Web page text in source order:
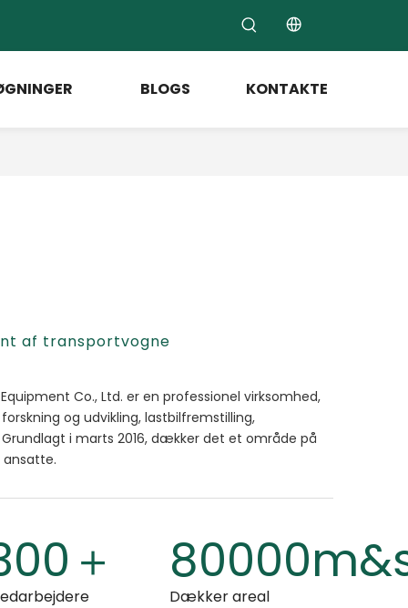
BLOGS KONTAKTE
af transportvogne
Co., Ltd. er en professionel virksomhed,
og udvikling, lastbilfremstilling,
i marts 2016, dækker det et område på
ansatte.
＋
Dækker areal